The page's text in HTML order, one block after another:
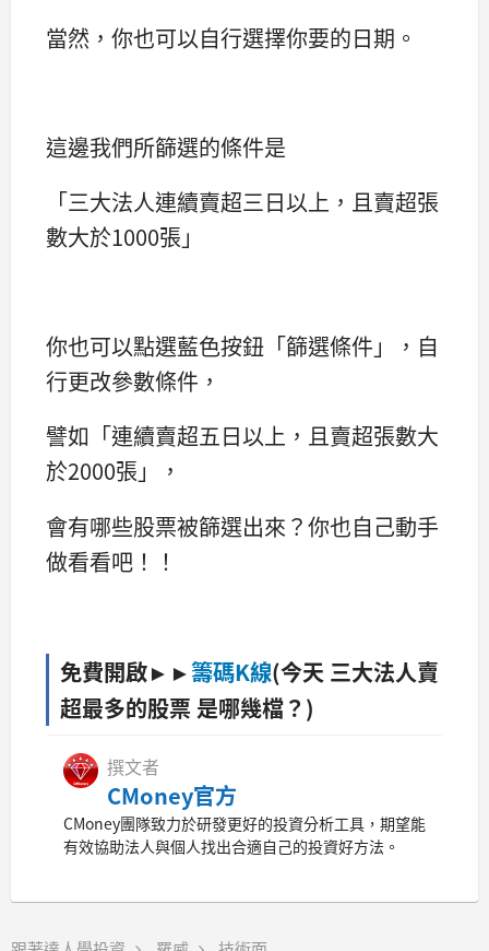
當然，你也可以自行選擇你要的日期。
這邊我們所篩選的條件是
「三大法人連續賣超三日以上，且賣超張
數大於1000張」
你也可以點選藍色按鈕「篩選條件」，自
行更改參數條件，
譬如「連續賣超五日以上，且賣超張數大
於2000張」，
會有哪些股票被篩選出來？你也自己動手
做看看吧！！
免費開啟►►籌碼K線(今天 三大法人賣
超最多的股票 是哪幾檔？)
撰文者
CMoney官方
CMoney團隊致力於研發更好的投資分析工具，期望能
有效協助法人與個人找出合適自己的投資好方法。